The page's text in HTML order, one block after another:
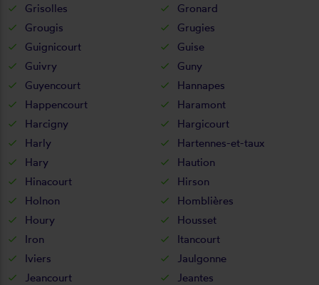
Grisolles
Gronard
Grougis
Grugies
Guignicourt
Guise
Guivry
Guny
Guyencourt
Hannapes
Happencourt
Haramont
Harcigny
Hargicourt
Harly
Hartennes-et-taux
Hary
Haution
Hinacourt
Hirson
Holnon
Homblières
Houry
Housset
Iron
Itancourt
Iviers
Jaulgonne
Jeancourt
Jeantes